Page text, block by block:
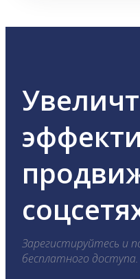
Зарегистируйтесь и
бесплатного доступа.